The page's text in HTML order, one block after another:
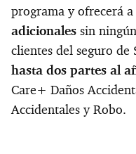
programa y ofrecerá
adicionales sin
clientes del seguro de
hasta dos partes al
Care+ Daños
Accidentales y Robo.